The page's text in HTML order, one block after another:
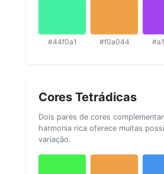
#44f0a1 #f0a044
Cores Tetrádicas
Dois pares de cores
harmonia rica oferece muitas
variação.